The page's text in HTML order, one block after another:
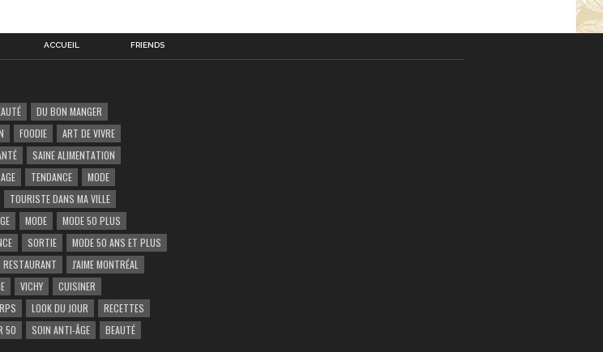
ACCUEIL FRIENDS
DU BON MANGER
FOODIE
ART DE VIVRE
SAINE ALIMENTATION
TENDANCE
MODE
TOURISTE DANS MA VILLE
MODE
MODE 50 PLUS
SORTIE
MODE 50 ANS ET PLUS
RESTAURANT
J'AIME MONTRÉAL
VICHY
CUISINER
LOOK DU JOUR
RECETTES
50
SOIN ANTI-ÂGE BEAUTÉ